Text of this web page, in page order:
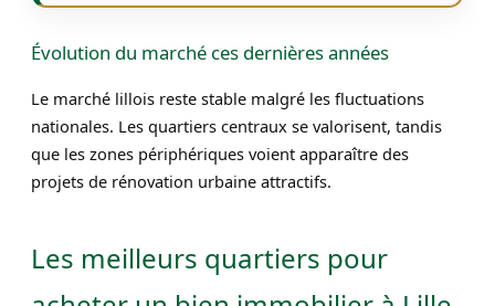
Évolution du marché ces dernières années
Le marché lillois reste stable malgré les fluctuations
nationales. Les quartiers centraux se valorisent, tandis
que les zones périphériques voient apparaître des
projets de rénovation urbaine attractifs.
Les meilleurs quartiers pour